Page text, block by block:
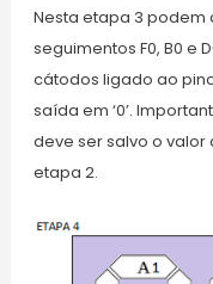
Nesta etapa 3 podem
seguimentos F0, B0 e
cátodos ligado ao
saída em ‘0’.
deve ser salvo o valor
etapa 2.